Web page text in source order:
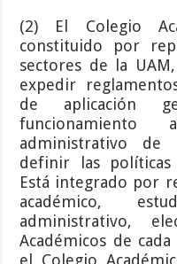
(2) El Colegio
constituido por
sectores de la
expedir
de aplicación
funcionamiento
administrativo
definir las políticas
Está integrado por
académico,
administrativo,
Académicos de
el Colegio